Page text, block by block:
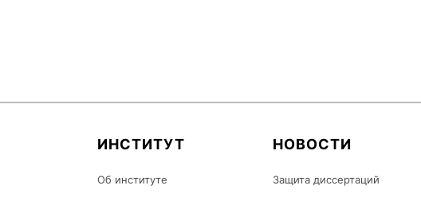
ИНСТИТУТ
Об институте
НОВОСТИ
Защита диссертаций